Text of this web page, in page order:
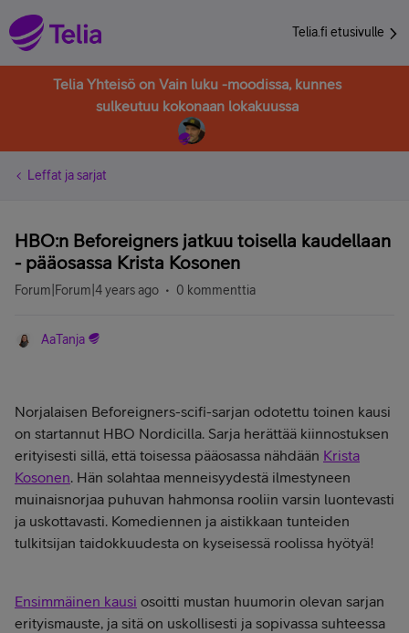
Telia.fi etusivulle
Telia Yhteisö on Vain luku -moodissa, kunnes
sulkeutuu kokonaan lokakuussa
Leffat ja sarjat
HBO:n Beforeigners jatkuu toisella kaudellaan
- pääosassa Krista Kosonen
Forum|Forum|4 years ago 0 kommenttia
AaTanja
Norjalaisen Beforeigners-scifi-sarjan odotettu toinen kausi
on startannut HBO Nordicilla. Sarja herättää kiinnostuksen
erityisesti sillä, että toisessa pääosassa nähdään Krista
Kosonen. Hän solahtaa menneisyydestä ilmestyneen
muinaisnorjaa puhuvan hahmonsa rooliin varsin luontevasti
ja uskottavasti. Komediennen ja aistikkaan tunteiden
tulkitsijan taidokkuudesta on kyseisessä roolissa hyötyä!
Ensimmäinen kausi osoitti mustan huumorin olevan sarjan
erityismauste, ja sitä on uskollisesti ja sopivassa suhteessa